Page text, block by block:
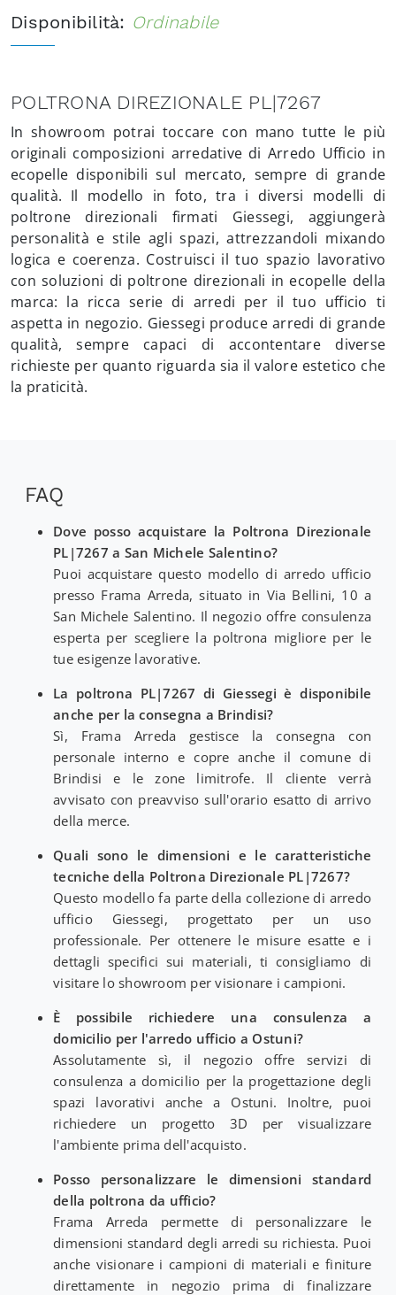
Disponibilità: Ordinabile
POLTRONA DIREZIONALE PL|7267
In showroom potrai toccare con mano tutte le più
originali composizioni arredative di Arredo Ufficio in
ecopelle disponibili sul mercato, sempre di grande
qualità. Il modello in foto, tra i diversi modelli di
poltrone direzionali firmati Giessegi, aggiungerà
personalità e stile agli spazi, attrezzandoli mixando
logica e coerenza. Costruisci il tuo spazio lavorativo
con soluzioni di poltrone direzionali in ecopelle della
marca: la ricca serie di arredi per il tuo ufficio ti
aspetta in negozio. Giessegi produce arredi di grande
qualità, sempre capaci di accontentare diverse
richieste per quanto riguarda sia il valore estetico che
la praticità.
FAQ
Dove posso acquistare la Poltrona Direzionale
PL|7267 a San Michele Salentino?
Puoi acquistare questo modello di arredo ufficio
presso Frama Arreda, situato in Via Bellini, 10 a
San Michele Salentino. Il negozio offre consulenza
esperta per scegliere la poltrona migliore per le
tue esigenze lavorative.
La poltrona PL|7267 di Giessegi è disponibile
anche per la consegna a Brindisi?
Sì, Frama Arreda gestisce la consegna con
personale interno e copre anche il comune di
Brindisi e le zone limitrofe. Il cliente verrà
avvisato con preavviso sull'orario esatto di arrivo
della merce.
Quali sono le dimensioni e le caratteristiche
tecniche della Poltrona Direzionale PL|7267?
Questo modello fa parte della collezione di arredo
ufficio Giessegi, progettato per un uso
professionale. Per ottenere le misure esatte e i
dettagli specifici sui materiali, ti consigliamo di
visitare lo showroom per visionare i campioni.
È possibile richiedere una consulenza a
domicilio per l'arredo ufficio a Ostuni?
Assolutamente sì, il negozio offre servizi di
consulenza a domicilio per la progettazione degli
spazi lavorativi anche a Ostuni. Inoltre, puoi
richiedere un progetto 3D per visualizzare
l'ambiente prima dell'acquisto.
Posso personalizzare le dimensioni standard
della poltrona da ufficio?
Frama Arreda permette di personalizzare le
dimensioni standard degli arredi su richiesta. Puoi
anche visionare i campioni di materiali e finiture
direttamente in negozio prima di finalizzare